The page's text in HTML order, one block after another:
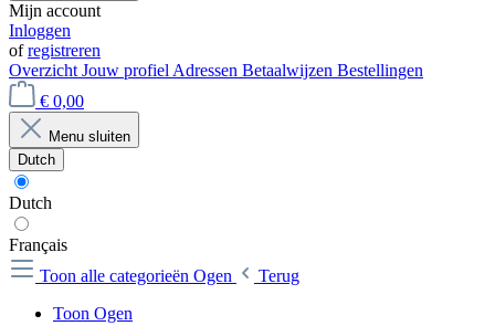
Mijn account
Inloggen
ofregistreren
OverzichtJouw profielAdressen Betaalwijzen Bestellingen
€ 0,00
Menu sluiten
Dutch
Dutch
Français
Toon alle categorieën Ogen
Terug
Toon Ogen